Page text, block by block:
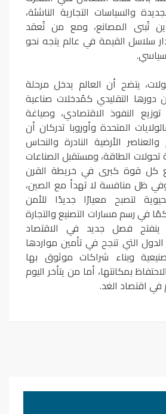
والسياسات التجارية الناشئة،
تُبنى المصانع، ومع من تُعقد
سلاسل القيمة في عالم يتجه نحو
يتضح أن العالم يدخل مرحلة
دورها التقليدي كمُدخلات صناعية
النفوذ الاقتصادي، وصياغة
المتحدة وأوروبا تدركان أن
الأرضية النادرة والنحاس
تحولات الطاقة، ومستقبل الصناعات
كل قوة كبرى في خريطة القرن
ظل منافسة لا تهدأ مع الصين،
لتصبح معيارًا جديدًا للأمن
في رسم مسارات التصنيع والتجارة
ينفتح فصل جديد في الاقتصاد
الدول التي تنجح في تأمين مواردها
وبناء شراكات موثوق بها
بمكانتها، أما من يتأخر اليوم
اقتصاد الغد.